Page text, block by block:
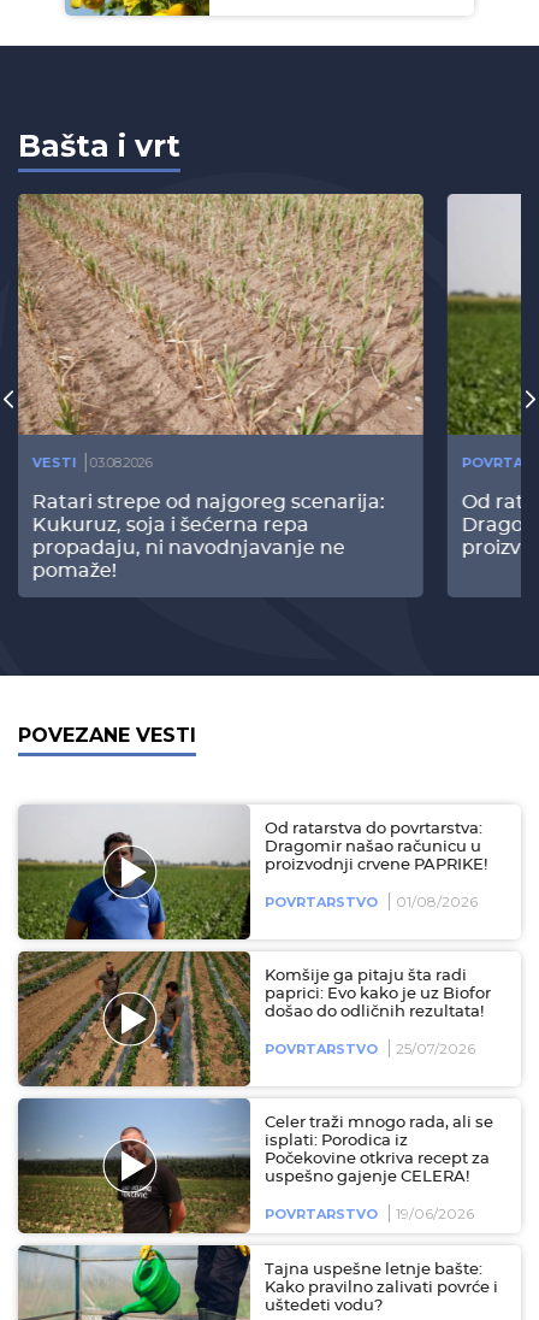
Bašta i vrt
VESTI 03.08.2026
Ratari strepe od najgoreg scenarija:
Kukuruz, soja i šećerna repa
propadaju, ni navodnjavanje ne
pomaže!
Od
POVEZANE VESTI
Od ratarstva do povrtarstva:
Dragomir našao računicu u
proizvodnji crvene PAPRIKE!
POVRTARSTVO 01/08/2026
Komšije ga pitaju šta radi
paprici: Evo kako je uz Biofor
došao do odličnih rezultata!
POVRTARSTVO 25/07/2026
Celer traži mnogo rada, ali se
isplati: Porodica iz
Počekovine otkriva recept za
uspešno gajenje CELERA!
POVRTARSTVO 19/06/2026
Tajna uspešne letnje bašte:
Kako pravilno zalivati povrće i
uštedeti vodu?